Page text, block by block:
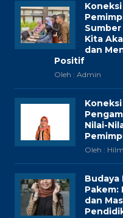
Kita
dan
Positif
Oleh : Admin
Nilai-
Oleh :
Budaya
Pakem:
dan